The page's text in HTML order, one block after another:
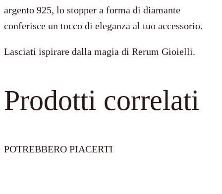
argento 925, lo stopper a forma di diamante
conferisce un tocco di eleganza al tuo accessorio.
Lasciati ispirare dalla magia di Rerum Gioielli.
Prodotti correlati
POTREBBERO PIACERTI